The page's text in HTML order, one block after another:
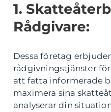
1.
Rådgivare:
Dessa företag
rådgivningstjänster
att fatta informerade
maximera sina
analyserar din